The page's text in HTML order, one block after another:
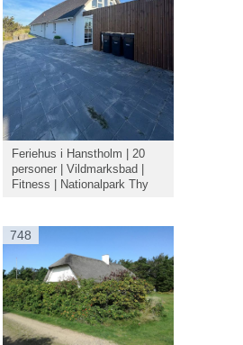
Feriehus i Hanstholm | 20
personer | Vildmarksbad |
Fitness | Nationalpark Thy
748